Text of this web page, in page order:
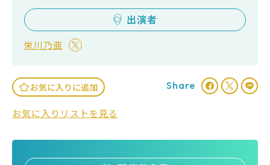
出演者
栄川乃亜
お気に入りに追加
お気に入りリストを見る
Share